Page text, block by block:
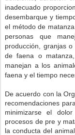
inadecuado
desembarque y
el método de
personas que
producción, granjas
de faena o
manejan a los
faena y el tiempo
De acuerdo con la
recomendaciones
minimizarse el
procesos de pre y
la conducta del